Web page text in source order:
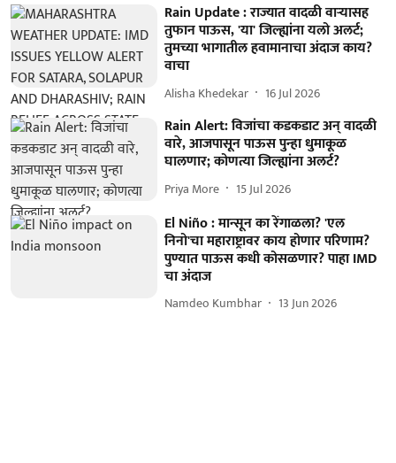
Rain Update : राज्यात वादळी वाऱ्यासह
तुफान पाऊस, 'या' जिल्ह्यांना यलो अलर्ट;
तुमच्या भागातील हवामानाचा अंदाज काय?
वाचा
Alisha Khedekar 16 Jul 2026
Rain Alert: विजांचा कडकडाट अन् वादळी
वारे, आजपासून पाऊस पुन्हा धुमाकूळ
घालणार; कोणत्या जिल्ह्यांना अलर्ट?
Priya More 15 Jul 2026
El Niño : मान्सून का रेंगाळला? 'एल
निनो'चा महाराष्ट्रावर काय होणार परिणाम?
पुण्यात पाऊस कधी कोसळणार? पाहा IMD
चा अंदाज
Namdeo Kumbhar 13 Jun 2026